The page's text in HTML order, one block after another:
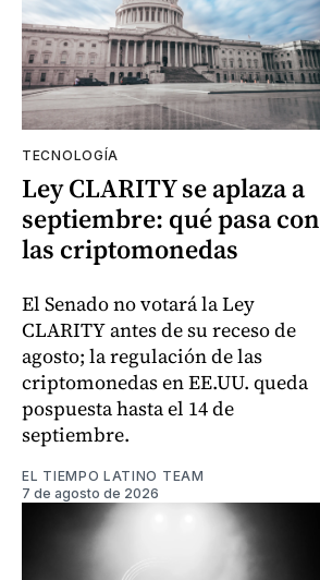
TECNOLOGÍA
Ley CLARITY se aplaza a
septiembre: qué pasa con
las criptomonedas
El Senado no votará la Ley
CLARITY antes de su receso de
agosto; la regulación de las
criptomonedas en EE.UU. queda
pospuesta hasta el 14 de
septiembre.
EL TIEMPO LATINO TEAM
7 de agosto de 2026